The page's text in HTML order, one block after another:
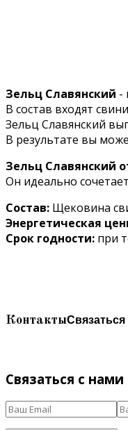
Зельц Славянский -
В состав входят
Зельц Славянский
В результате вы
Зельц Славянский
Он идеально
Состав: Щековина
Энергетическая
Срок годности: при
Контакты
Связаться с нами